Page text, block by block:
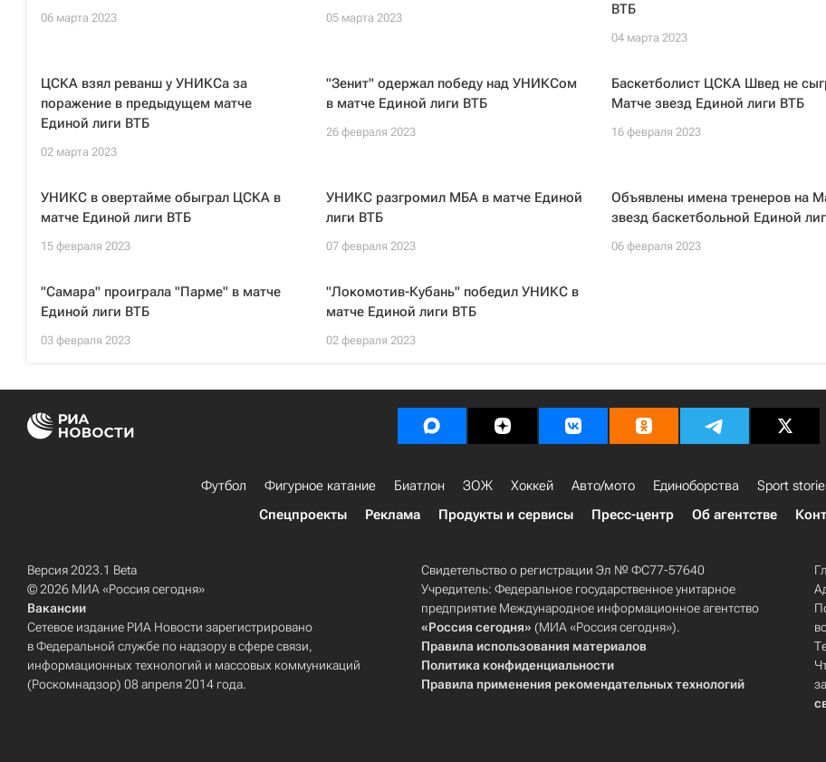
06 марта 2023 05 марта 2023
ВТБ
04 марта 2023
ЦСКА взял реванш у УНИКСа за
поражение в предыдущем матче
Единой лиги ВТБ
02 марта 2023
"Зенит" одержал победу над УНИКСом
в матче Единой лиги ВТБ
26 февраля 2023
Баскетболист ЦСКА Швед не
Матче звезд Единой лиги ВТБ
16 февраля 2023
УНИКС в овертайме обыграл ЦСКА в
матче Единой лиги ВТБ
15 февраля 2023
УНИКС разгромил МБА в матче Единой
лиги ВТБ
07 февраля 2023
Объявлены имена тренеров на
звезд баскетбольной Единой
06 февраля 2023
"Самара" проиграла "Парме" в матче
Единой лиги ВТБ
03 февраля 2023
"Локомотив-Кубань" победил УНИКС в
матче Единой лиги ВТБ
02 февраля 2023
Футбол Фигурное катание Биатлон ЗОЖ Хоккей Авто/мото Единоборства Sport
Спецпроекты
Реклама Продукты и сервисы Пресс-центр Об агентстве
Версия 2023.1 Beta
© 2026 МИА «Россия сегодня»
Вакансии
Сетевое издание РИА Новости зарегистрировано
в Федеральной службе по надзору в сфере связи,
информационных технологий и массовых коммуникаций
(Роскомнадзор) 08 апреля 2014 года.
Свидетельство о регистрации Эл № ФС77-57640
Учредитель: Федеральное государственное унитарное
предприятие Международное информационное агентство
«Россия сегодня» (МИА «Россия сегодня»).
Правила использования материалов
Политика конфиденциальности
Правила применения рекомендательных технологий